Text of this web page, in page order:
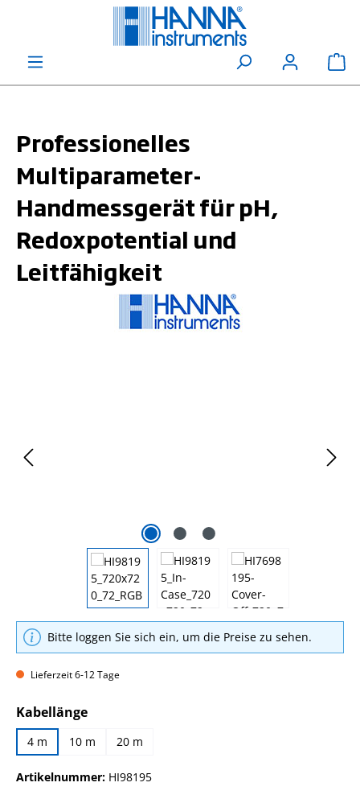
Professionelles
Multiparameter-
Handmessgerät für pH,
Redoxpotential und
Leitfähigkeit
Bitte loggen Sie sich ein, um die Preise zu sehen.
Lieferzeit 6-12 Tage
Kabellängeauswählen
4 m 10 m 20 m
Artikelnummer: HI98195